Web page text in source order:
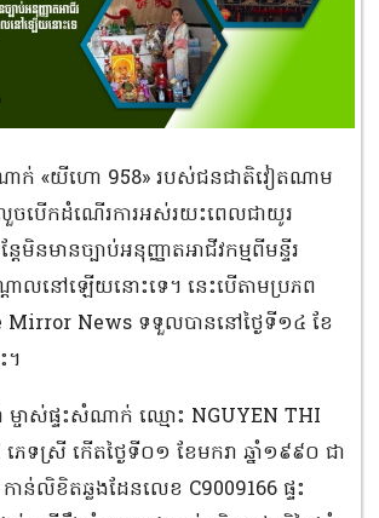
ាក់ «យីហោ 958» របស់ជនជាតិវៀតណាម
បើកដំណើរការអស់រយះពេលជាយូរ
នមានច្បាប់អនុញ្ញាតអាជីវកម្មពីមន្ទីរ
ាលនៅឡើយនោះទេ។ នេះបើតាមប្រភព
Mirror News ទទួលបាននៅថ្ងៃទី១៤ ខែ
។
ម្ចាស់ផ្ទះសំណាក់ ឈ្មោះ NGUYEN THI
ទស្រី កើតថ្ងៃទី០១ ខែមករា ឆ្នាំ១៩៩០ ជា
ន់លិខិតឆ្លងដែនលេខ C9009166 ផ្ទះ